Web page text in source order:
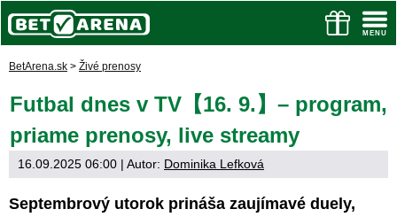
BetArena.sk > Živé prenosy
Futbal dnes v TV【16. 9.】– program,
priame prenosy, live streamy
16.09.2025 06:00 | Autor: Dominika Lefková
Septembrový utorok prináša zaujímavé duely,